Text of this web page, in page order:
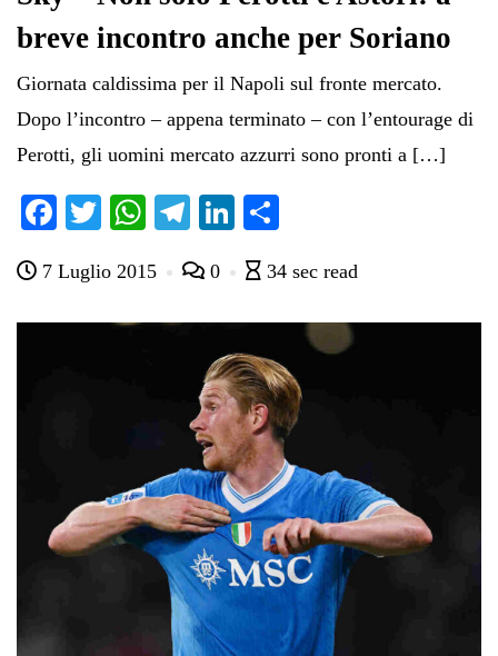
breve incontro anche per Soriano
Giornata caldissima per il Napoli sul fronte mercato.
Dopo l’incontro – appena terminato – con l’entourage di
Perotti, gli uomini mercato azzurri sono pronti a […]
Fa
bo
ok
T
tte
r
W
ts
A
Te
gr
a
m
Li
ed
In
di
vi
di
7 Luglio 2015 0 34 sec read